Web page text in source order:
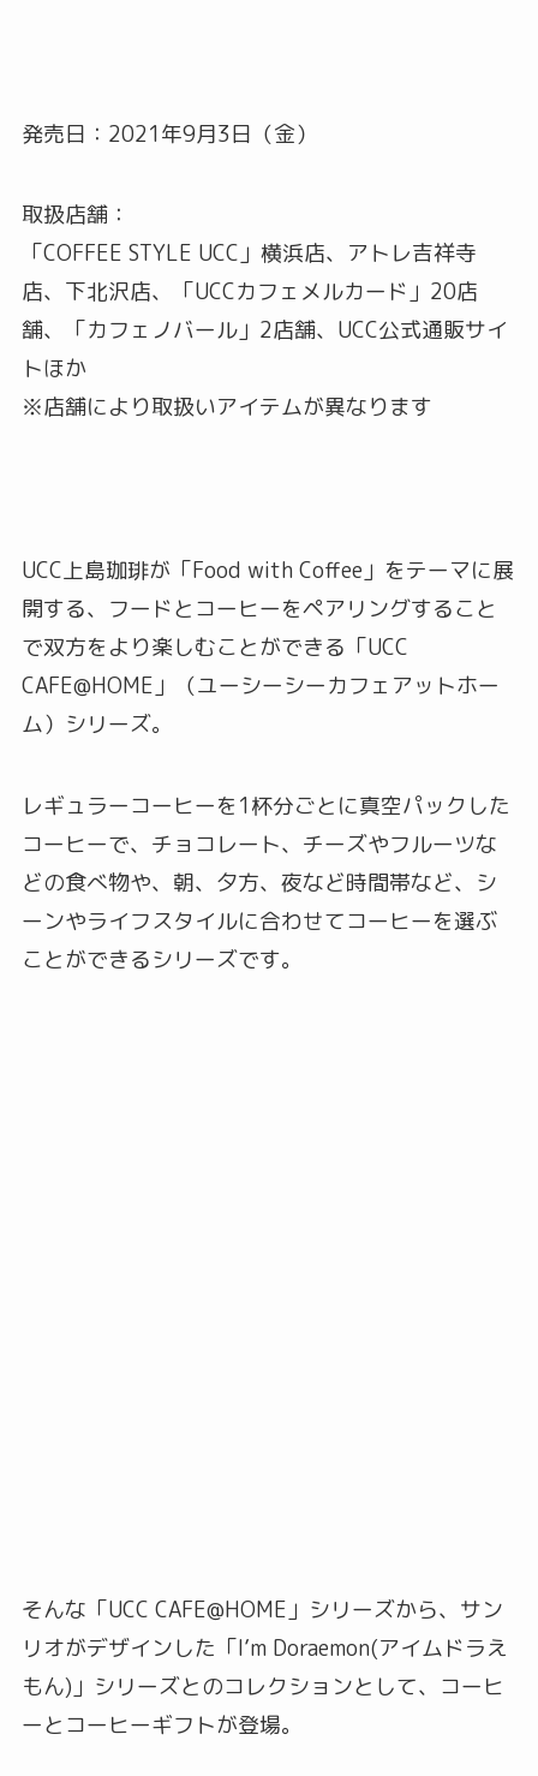
発売日：2021年9月3日（金）
取扱店舗：
「COFFEE STYLE UCC」横浜店、アトレ吉祥寺
店、下北沢店、「UCCカフェメルカード」20店
舗、「カフェノバール」2店舗、UCC公式通販サイ
トほか
※店舗により取扱いアイテムが異なります
UCC上島珈琲が「Food with Coffee」をテーマに展
開する、フードとコーヒーをペアリングすること
で双方をより楽しむことができる「UCC
CAFE@HOME」（ユーシーシーカフェアットホー
ム）シリーズ。
レギュラーコーヒーを1杯分ごとに真空パックした
コーヒーで、チョコレート、チーズやフルーツな
どの食べ物や、朝、夕方、夜など時間帯など、シ
ーンやライフスタイルに合わせてコーヒーを選ぶ
ことができるシリーズです。
そんな「UCC CAFE@HOME」シリーズから、サン
リオがデザインした「I’m Doraemon(アイムドラえ
もん)」シリーズとのコレクションとして、コーヒ
ーとコーヒーギフトが登場。